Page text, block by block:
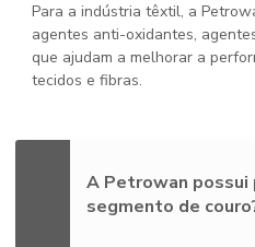
Para a indústria têxtil, a
agentes anti-oxidantes,
que ajudam a melhorar a
tecidos e fibras.
A Petrowan possui
segmento de